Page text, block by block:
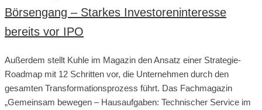
Börsengang – Starkes Investoreninteresse
bereits vor IPO
Außerdem stellt Kuhle im Magazin den Ansatz einer Strategie-
Roadmap mit 12 Schritten vor, die Unternehmen durch den
gesamten Transformationsprozess führt. Das Fachmagazin
„Gemeinsam bewegen – Hausaufgaben: Technischer Service im